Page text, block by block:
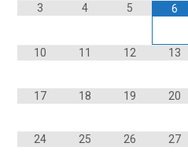
3 4 5 6
10 11 12 13
17 18 19 20
24 25 26 27